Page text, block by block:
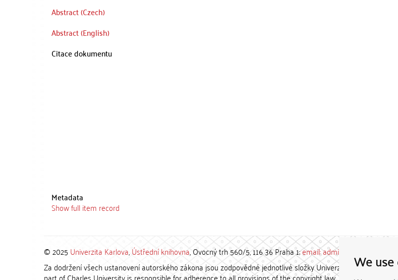
We
Abstract (Czech)
Abstract (English)
Citace dokumentu
Metadata
Show full item record
© 2025 Univerzita Karlova,Ústřední knihovna, Ovocný trh 560/5, 116 36 Praha 1;email: admin-repozitar [at]
Za dodržení všech ustanovení autorského zákona jsou zodpovědné jednotlivé složky Univerzity Karlovy. /